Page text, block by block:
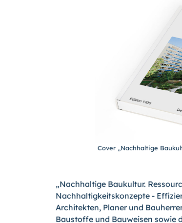
Cover „Nachhaltige
„Nachhaltige Baukultur.
Nachhaltigkeitskonzepte -
Architekten, Planer und
Baustoffe und Bauweisen sowie